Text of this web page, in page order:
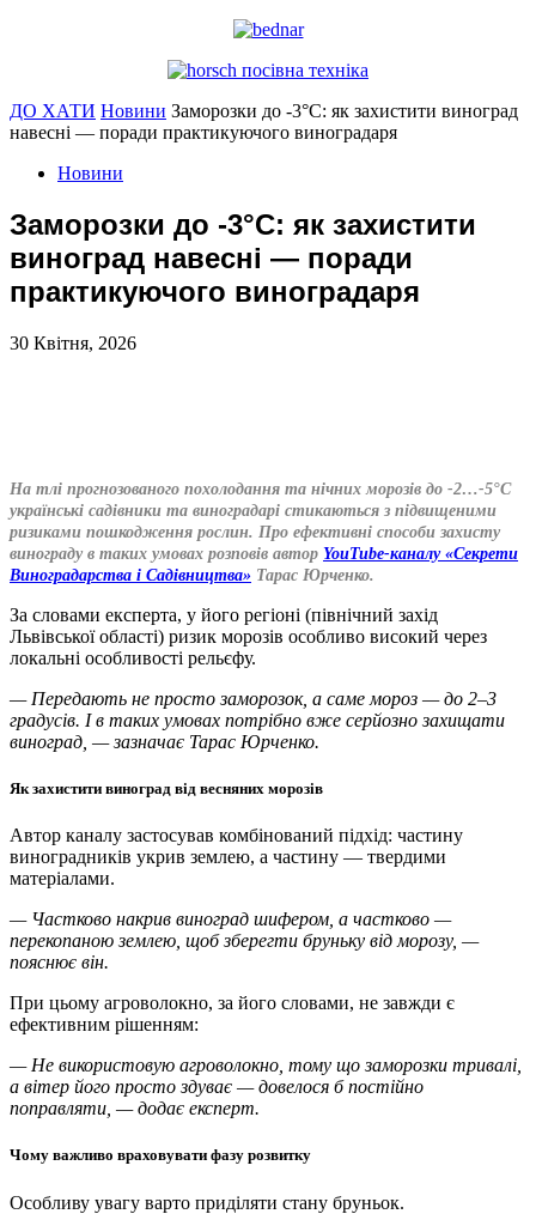
ДО ХАТИ Новини Заморозки до -3°C: як захистити виноград
навесні — поради практикуючого виноградаря
Новини
Заморозки до -3°C: як захистити
виноград навесні — поради
практикуючого виноградаря
30 Квітня, 2026
На тлі прогнозованого похолодання та нічних морозів до -2…-5°C
українські садівники та виноградарі стикаються з підвищеними
ризиками пошкодження рослин. Про ефективні способи захисту
винограду в таких умовах розповів автор YouTube-каналу «Секрети
Виноградарства і Садівництва» Тарас Юрченко.
За словами експерта, у його регіоні (північний захід
Львівської області) ризик морозів особливо високий через
локальні особливості рельєфу.
— Передають не просто заморозок, а саме мороз — до 2–3
градусів. І в таких умовах потрібно вже серйозно захищати
виноград, — зазначає Тарас Юрченко.
Як захистити виноград від весняних морозів
Автор каналу застосував комбінований підхід: частину
виноградників укрив землею, а частину — твердими
матеріалами.
— Частково накрив виноград шифером, а частково —
перекопаною землею, щоб зберегти бруньку від морозу, —
пояснює він.
При цьому агроволокно, за його словами, не завжди є
ефективним рішенням:
— Не використовую агроволокно, тому що заморозки тривалі,
а вітер його просто здуває — довелося б постійно
поправляти, — додає експерт.
Чому важливо враховувати фазу розвитку
Особливу увагу варто приділяти стану бруньок.